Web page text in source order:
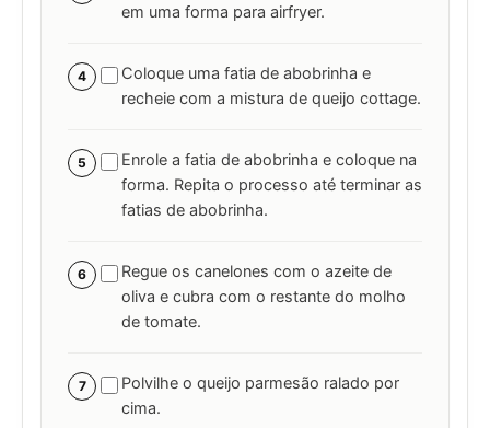
em uma forma para airfryer.
4
Coloque uma fatia de abobrinha e
recheie com a mistura de queijo cottage.
5
Enrole a fatia de abobrinha e coloque na
forma. Repita o processo até terminar as
fatias de abobrinha.
6
Regue os canelones com o azeite de
oliva e cubra com o restante do molho
de tomate.
7
Polvilhe o queijo parmesão ralado por
cima.